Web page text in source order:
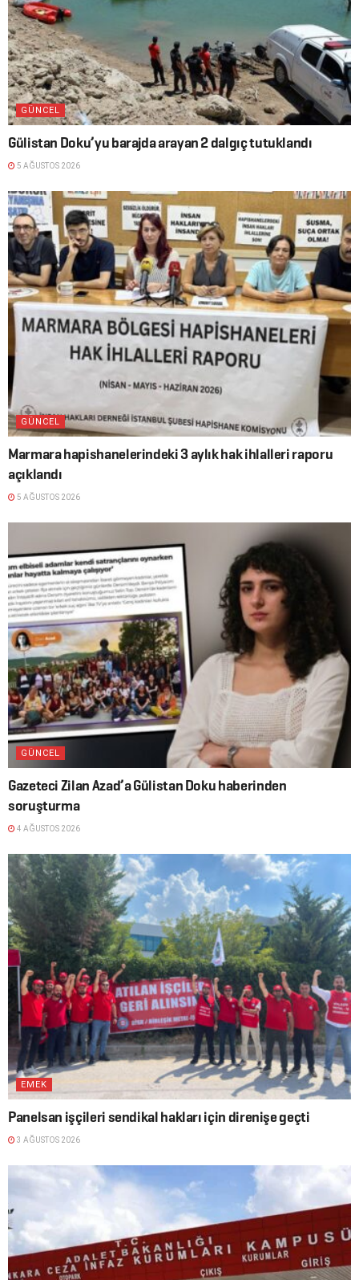
GÜNCEL
Gülistan Doku’yu barajda arayan 2 dalgıç tutuklandı
5 AĞUSTOS 2026
GÜNCEL
Marmara hapishanelerindeki 3 aylık hak ihlalleri raporu
açıklandı
5 AĞUSTOS 2026
GÜNCEL
Gazeteci Zilan Azad’a Gülistan Doku haberinden
soruşturma
4 AĞUSTOS 2026
EMEK
Panelsan işçileri sendikal hakları için direnişe geçti
3 AĞUSTOS 2026